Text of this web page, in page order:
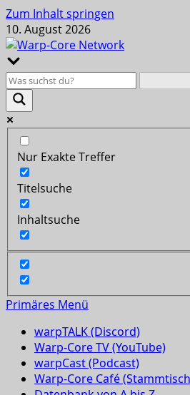
Zum Inhalt springen
10. August 2026
Nur Exakte Treffer
Titelsuche
Inhaltsuche
Primäres Menü
warpTALK (Discord)
Warp-Core TV (YouTube)
warpCast (Podcast)
Warp-Core Café